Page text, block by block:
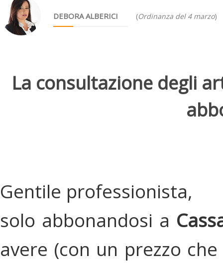
DEBORA ALBERICI (Ordinanza del 4 marzo)
La consultazione degli
Gentile professionista,
solo abbonandosi a
avere (con un prezzo